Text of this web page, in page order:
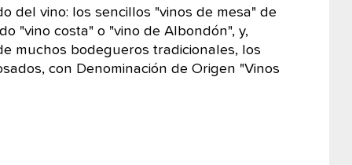
del vino: los sencillos "vinos de mesa" de
"vino costa" o "vino de Albondón", y,
muchos bodegueros tradicionales, los
con Denominación de Origen "Vinos